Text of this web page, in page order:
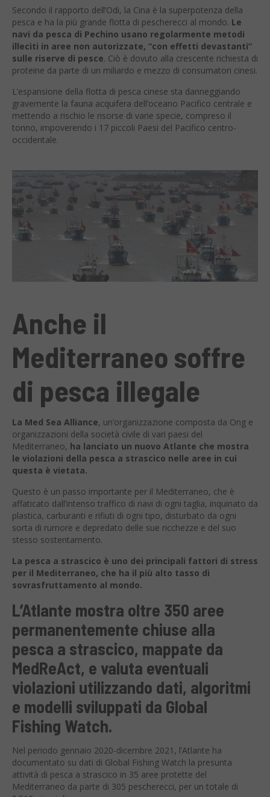
Secondo il rapporto dell’Odi, la Cina è la superpotenza della
pesca e ha la più grande flotta di pescherecci al mondo. Le
navi da pesca di Pechino usano regolarmente metodi
illeciti in aree non autorizzate, “con effetti devastanti”
sulle riserve di pesce. Ciò è dovuto alla crescente richiesta di
proteine da parte di un miliardo e mezzo di consumatori cinesi.
L’espansione della flotta di pesca cinese sta danneggiando
gravemente la fauna acquifera dell’oceano Pacifico centrale e
mettendo a rischio le risorse di varie specie, compreso il
tonno, impoverendo i 17 piccoli Paesi del Pacifico centro-
occidentale.
Anche il
Mediterraneo soffre
di pesca illegale
La Med Sea Alliance, un’organizzazione composta da Ong e
organizzazioni della società civile di vari paesi del
Mediterraneo, ha lanciato un nuovo Atlante che mostra
le violazioni della pesca a strascico nelle aree in cui
questa è vietata.
Questo è un passo importante per il Mediterraneo, che è
affaticato dall’intenso traffico di navi di ogni taglia, inquinato da
plastica, carburanti e rifiuti di ogni tipo, disturbato da ogni
sorta di rumore e depredato delle sue ricchezze e del suo
stesso sostentamento.
La pesca a strascico è uno dei principali fattori di stress
per il Mediterraneo, che ha il più alto tasso di
sovrasfruttamento al mondo.
L’Atlante mostra oltre 350 aree
permanentemente chiuse alla
pesca a strascico, mappate da
MedReAct, e valuta eventuali
violazioni utilizzando dati, algoritmi
e modelli sviluppati da Global
Fishing Watch.
Nel periodo gennaio 2020-dicembre 2021, l’Atlante ha
documentato su dati di Global Fishing Watch la presunta
attività di pesca a strascico in 35 aree protette del
Mediterraneo da parte di 305 pescherecci, per un totale di